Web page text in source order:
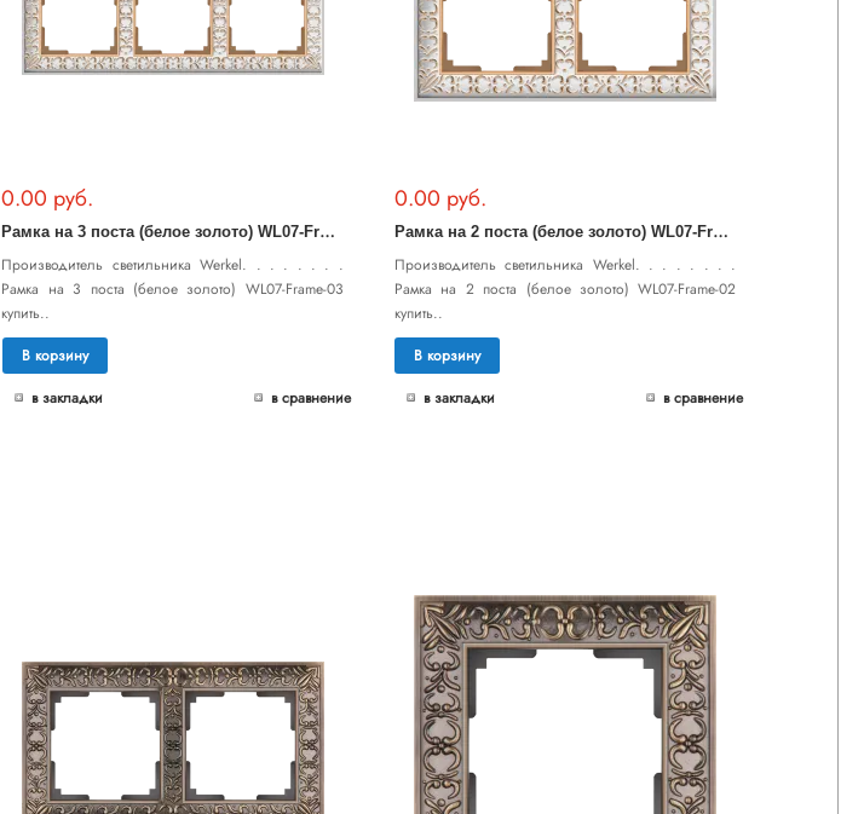
0.00 руб.
Р
амка на 3 поста (белое золото) WL07-Frame-03
Производитель светильника Werkel. . . . . . . .
Рамка на 3 поста (белое золото) WL07-Frame-03
купить..
В корзину
в закладки
в сравнение
0.00 руб.
Р
амка на 2 поста (белое золото) WL07-Frame-02
Производитель светильника Werkel. . . . . . . .
Рамка на 2 поста (белое золото) WL07-Frame-02
купить..
В корзину
в закладки
в сравнение